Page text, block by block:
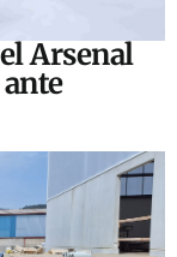
Arsenal